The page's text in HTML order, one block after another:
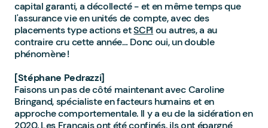
capital garanti, a décollecté - et en même temps que
l'assurance vie en unités de compte, avec des
placements type actions etSCPI ou autres, a au
contraire cru cette année… Donc oui, un double
phénomène !
[Stéphane Pedrazzi]
Faisons un pas de côté maintenant avec Caroline
Bringand, spécialiste en facteurs humains et en
approche comportementale. Il y a eu de la sidération en
2020. Les Français ont été confinés, ils ont épargné